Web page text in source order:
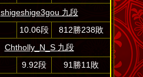
shigeshige3gou 九段
10.06段
812勝238敗
Chtholly_N_S 九段
9.92段
91勝11敗